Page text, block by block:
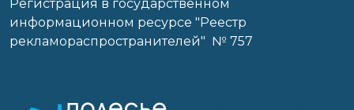
Регистрация в государственном
информационном ресурсе "Реестр
рекламораспространителей" № 757